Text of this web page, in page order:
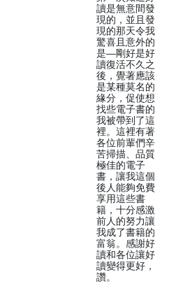
讀是無意間發
現的，並且發
現的那天令我
驚喜且意外的
是—剛好是好
讀復活不久之
後，覺著應該
是某種莫名的
緣分，促使想
找些電子書的
我被帶到了這
裡。這裡有著
各位前輩們辛
苦掃描、品質
極佳的電子
書，讓我這個
後人能夠免費
享用這些書
籍，十分感激
前人的努力讓
我成了書籍的
富翁。感謝好
讀和各位讓好
讀變得更好，
讚。